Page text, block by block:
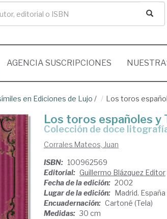
AGENCIA SUSCRIPCIONES
en Ediciones de Lujo / Los toros
Los toros españoles y
Colección de doce
Corrales Mateos, Juan
ISBN: 100962569
Editorial: Guillermo Blázquez Editor
Fecha de la edición: 2002
Lugar de la edición: Madrid. España
Encuadernación: Cartoné (Tela)
Medidas: 30 cm